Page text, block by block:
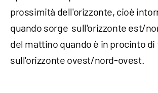
prossimità dell'orizzonte, cioè
quando sorge sull'orizzonte est/
del mattino quando è in procinto
sull'orizzonte ovest/nord-ovest.